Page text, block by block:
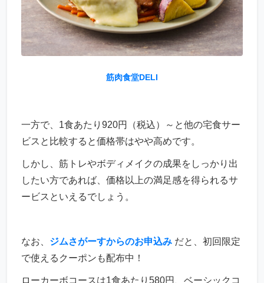
筋肉食堂DELI
一方で、1食あたり920円（税込）～と他の宅食サー
ビスと比較すると価格帯はやや高めです。
しかし、筋トレやボディメイクの成果をしっかり出
したい方であれば、価格以上の満足感を得られるサ
ービスといえるでしょう。
なお、 ジムさがーすからのお申込み だと、初回限定
で使えるクーポンも配布中！
ローカーボコースは1食あたり580円、ベーシックコ